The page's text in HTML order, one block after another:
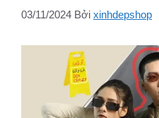
03/11/2024 Bởi xinhdepshop